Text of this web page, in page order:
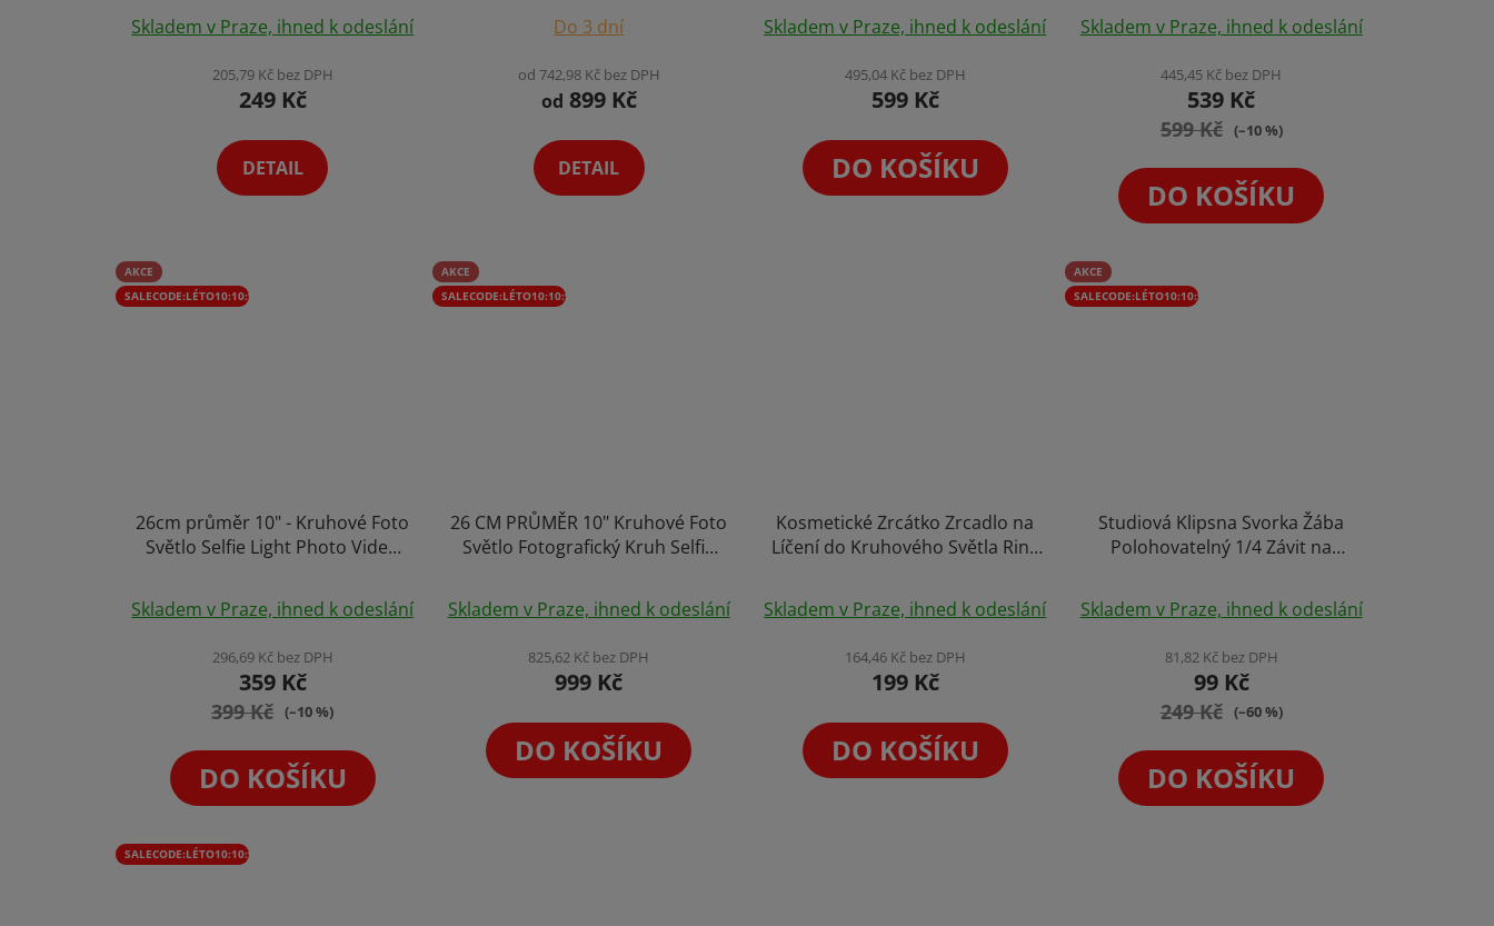
hodnocení
produktu
je
z
Skladem v Praze, ihned k odeslání
205,79 Kč bez DPH
249 Kč
DETAIL
Výběr Variant
hodnocení
produktu
je
z
Do 3 dní
od 742,98 Kč bez DPH
od 899 Kč
DETAIL
Skladem v Praze, ihned k odeslání
495,04 Kč bez DPH
599 Kč
DO KOŠÍKU
Android Selfie Holder CapGrip
Magnetická Spoušť
hodnocení
produktu
je
5,0
5
hvězdiček.
Skladem v Praze, ihned k odeslání
445,45 Kč bez DPH
539 Kč
599 Kč (–10 %)
DO KOŠÍKU
AKCE
SALECODE:LÉTO10:10:%
26cm průměr 10" - Kruhové Foto
Světlo Selfie Light Photo Video
hodnocení
produktu
je
5,0
5
hvězdiček.
Skladem v Praze, ihned k odeslání
296,69 Kč bez DPH
359 Kč
399 Kč (–10 %)
DO KOŠÍKU
AKCE
SALECODE:LÉTO10:10:%
26 CM PRŮMĚR 10" Kruhové Foto
Světlo Fotografický Kruh Selfie
Ring + Stativ 160 cm
hodnocení
produktu
je
z
Skladem v Praze, ihned k odeslání
825,62 Kč bez DPH
999 Kč
DO KOŠÍKU
Kosmetické Zrcátko Zrcadlo na
Líčení do Kruhového Světla Ring
Skladem v Praze, ihned k odeslání
164,46 Kč bez DPH
199 Kč
DO KOŠÍKU
AKCE
SALECODE:LÉTO10:10:%
Studiová Klipsna Svorka Žába
Polohovatelný 1/4 Závit na
Skladem v Praze, ihned k odeslání
81,82 Kč bez DPH
99 Kč
249 Kč (–60 %)
DO KOŠÍKU
SALECODE:LÉTO10:10:%